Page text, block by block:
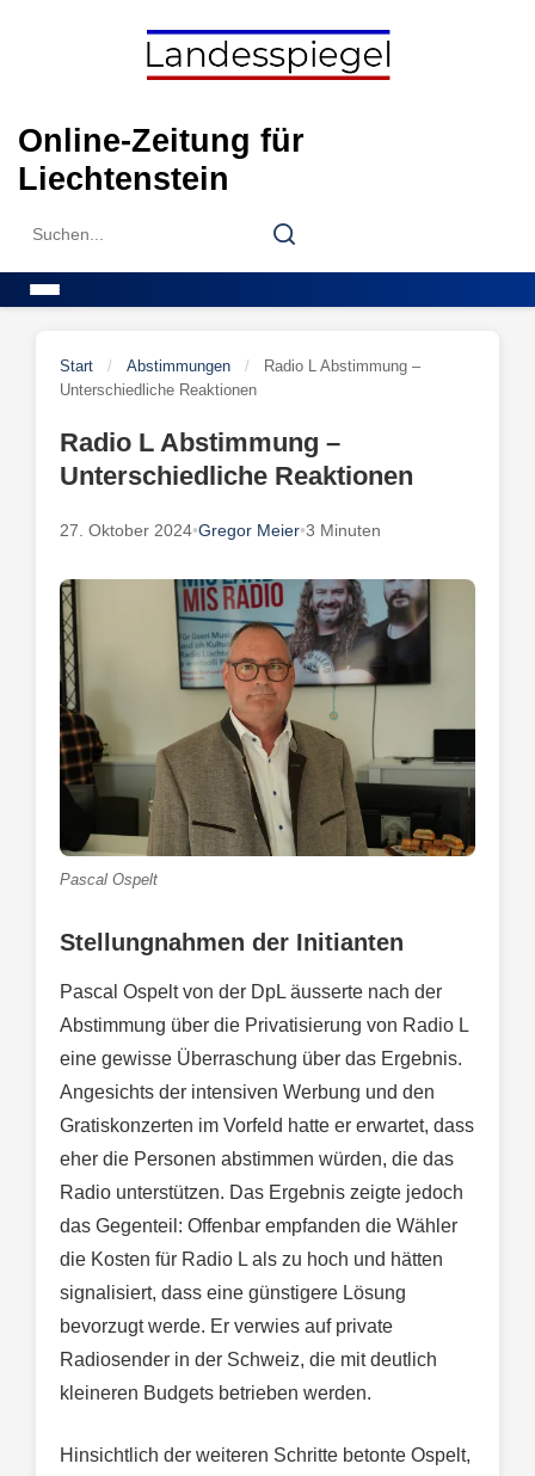
Online-Zeitung für
Liechtenstein
Search
Search
Start / Abstimmungen /
Radio L Abstimmung –
Unterschiedliche Reaktionen
Radio L Abstimmung –
Unterschiedliche Reaktionen
27. Oktober 2024•Gregor Meier•3 Minuten
Pascal Ospelt
Stellungnahmen der Initianten
Pascal Ospelt von der DpL äusserte nach der
Abstimmung über die Privatisierung von Radio L
eine gewisse Überraschung über das Ergebnis.
Angesichts der intensiven Werbung und den
Gratiskonzerten im Vorfeld hatte er erwartet, dass
eher die Personen abstimmen würden, die das
Radio unterstützen. Das Ergebnis zeigte jedoch
das Gegenteil: Offenbar empfanden die Wähler
die Kosten für Radio L als zu hoch und hätten
signalisiert, dass eine günstigere Lösung
bevorzugt werde. Er verwies auf private
Radiosender in der Schweiz, die mit deutlich
kleineren Budgets betrieben werden.
Hinsichtlich der weiteren Schritte betonte Ospelt,